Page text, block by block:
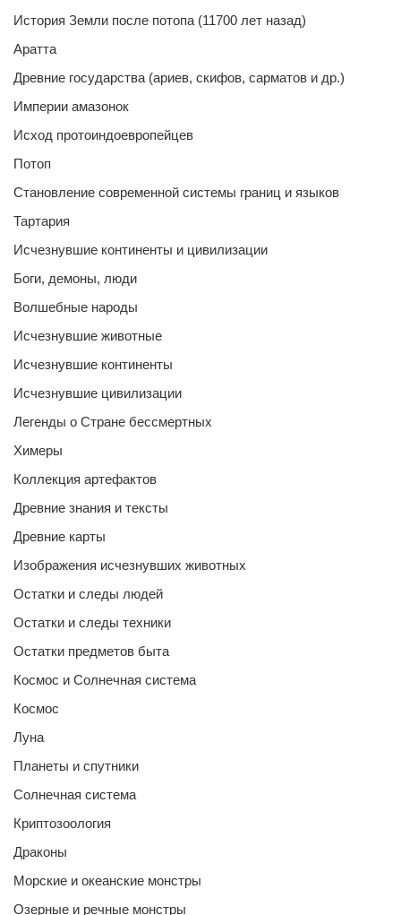
История Земли после потопа (11700 лет назад)
Аратта
Древние государства (ариев, скифов, сарматов и др.)
Империи амазонок
Исход протоиндоевропейцев
Потоп
Становление современной системы границ и языков
Тартария
Исчезнувшие континенты и цивилизации
Боги, демоны, люди
Волшебные народы
Исчезнувшие животные
Исчезнувшие континенты
Исчезнувшие цивилизации
Легенды о Стране бессмертных
Химеры
Коллекция артефактов
Древние знания и тексты
Древние карты
Изображения исчезнувших животных
Остатки и следы людей
Остатки и следы техники
Остатки предметов быта
Космос и Солнечная система
Космос
Луна
Планеты и спутники
Солнечная система
Криптозоология
Драконы
Морские и океанские монстры
Озерные и речные монстры